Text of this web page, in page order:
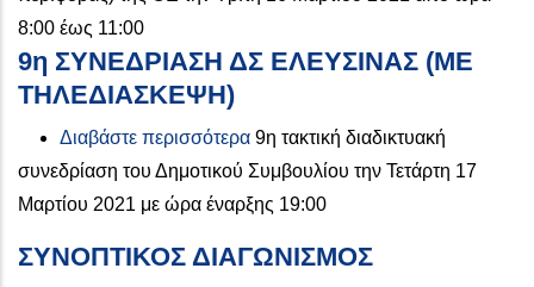
8:00 έως 11:00
9η ΣΥΝΕΔΡΙΑΣΗ ΔΣ ΕΛΕΥΣΙΝΑΣ (ΜΕ
ΤΗΛΕΔΙΑΣΚΕΨΗ)
Διαβάστε περισσότεραγια το 9η ΣΥΝΕΔΡΙΑΣΗ ΔΣ
9η τακτική διαδικτυακή
συνεδρίαση του Δημοτικού Συμβουλίου την Τετάρτη 17
Μαρτίου 2021 με ώρα έναρξης 19:00
ΣΥΝΟΠΤΙΚΟΣ ΔΙΑΓΩΝΙΣΜΟΣ